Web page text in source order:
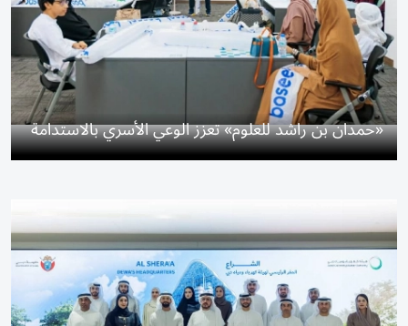
«حمدان بن راشد للعلوم» تعزز الوعي الأسري بالاستدامة